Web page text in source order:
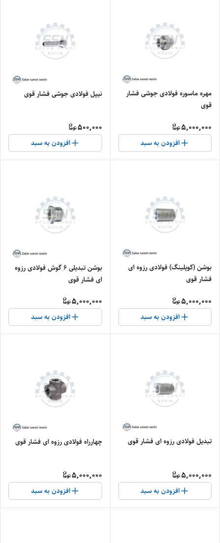
مهره ماسوره فولادی جوشی فشار
قوی
5,000,000
افزودن به سبد
نیپل فولادی جوشی فشار قوی
500,000
افزودن به سبد
بوشن (کوپلینگ) فولادی رزوه ای
فشار قوی
5,000,000
افزودن به سبد
بوشن تبدیلی ۶ گوش فولادی رزوه
ای فشار قوی
5,000,000
افزودن به سبد
تبدیل فولادی رزوه ای فشار قوی
5,000,000
افزودن به سبد
چهارراه فولادی رزوه ای فشار قوی
5,000,000
افزودن به سبد